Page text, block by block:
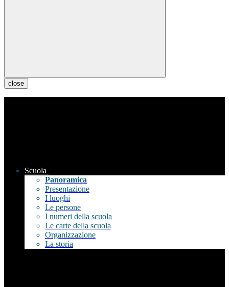
close
Scuola
Panoramica
Presentazione
I luoghi
Le persone
I numeri della scuola
Le carte della scuola
Organizzazione
La storia